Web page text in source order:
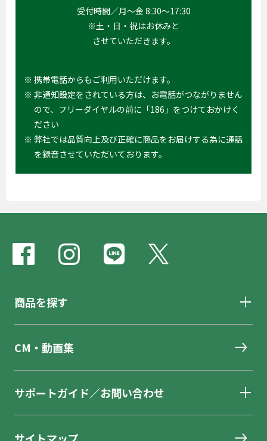
受付時間／月～金 8:30～17:30
※土・日・祝はお休みと
させていただきます。
※ 携帯電話からもご利用いただけます。
※ 非通知設定をされている方は、お電話がつながりません
ので、フリーダイヤルの前に「186」をつけておかけく
ださい
※ 弊社では品質向上及び正確に商品をお届けする為に通話
を録音させていただいております。
商品を探す
CM・動画集
サポートガイド／お問い合わせ